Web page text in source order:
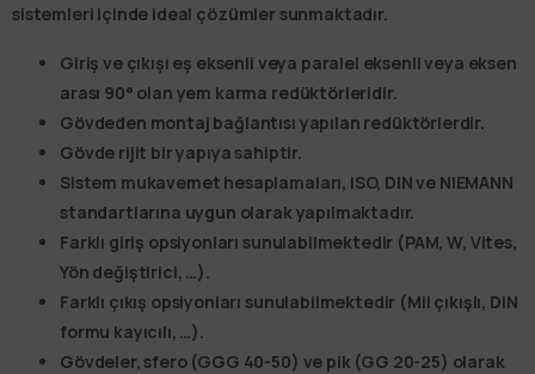
sistemleri içinde ideal çözümler sunmaktadır.
Giriş ve çıkışı eş eksenli veya paralel eksenli veya eksen
arası 90° olan yem karma redüktörleridir.
Gövdeden montaj bağlantısı yapılan redüktörlerdir.
Gövde rijit bir yapıya sahiptir.
Sistem mukavemet hesaplamaları, ISO, DIN ve NIEMANN
standartlarına uygun olarak yapılmaktadır.
Farklı giriş opsiyonları sunulabilmektedir (PAM, W, Vites,
Yön değiştirici, …).
Farklı çıkış opsiyonları sunulabilmektedir (Mil çıkışlı, DIN
formu kayıcılı, …).
Gövdeler, sfero (GGG 40-50) ve pik (GG 20-25) olarak